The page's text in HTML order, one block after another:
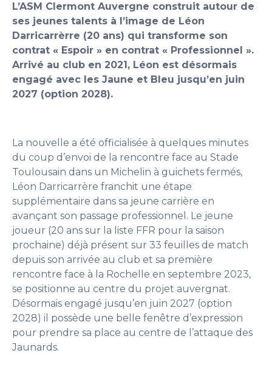
L’ASM Clermont Auvergne construit autour de
ses jeunes talents à l’image de Léon
Darricarrèrre (20 ans) qui transforme son
contrat « Espoir » en contrat « Professionnel ».
Arrivé au club en 2021, Léon est désormais
engagé avec les Jaune et Bleu jusqu’en juin
2027 (option 2028).
La nouvelle a été officialisée à quelques minutes
du coup d’envoi de la rencontre face au Stade
Toulousain dans un Michelin à guichets fermés,
Léon Darricarrère franchit une étape
supplémentaire dans sa jeune carrière en
avançant son passage professionnel. Le jeune
joueur (20 ans sur la liste FFR pour la saison
prochaine) déjà présent sur 33 feuilles de match
depuis son arrivée au club et sa première
rencontre face à la Rochelle en septembre 2023,
se positionne au centre du projet auvergnat.
Désormais engagé jusqu’en juin 2027 (option
2028) il possède une belle fenêtre d’expression
pour prendre sa place au centre de l’attaque des
Jaunards.